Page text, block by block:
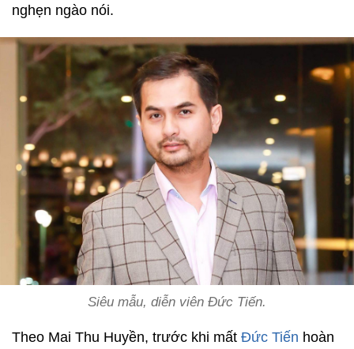
nghẹn ngào nói.
Siêu mẫu, diễn viên Đức Tiến.
Theo Mai Thu Huyền, trước khi mất Đức Tiến hoàn